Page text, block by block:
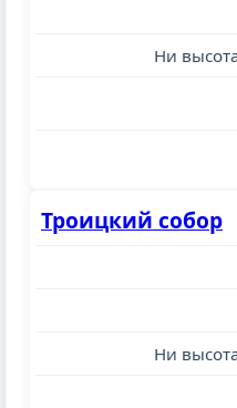
Ни
Троицкий собор
Ни